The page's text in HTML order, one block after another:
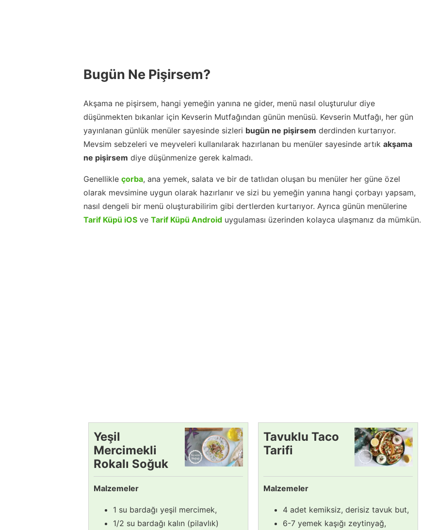
Bugün Ne Pişirsem?
Akşama ne pişirsem, hangi yemeğin yanına ne gider, menü nasıl oluşturulur diye
düşünmekten bıkanlar için Kevserin Mutfağından günün menüsü. Kevserin Mutfağı, her gün
yayınlanan günlük menüler sayesinde sizleri bugün ne pişirsem derdinden kurtarıyor.
Mevsim sebzeleri ve meyveleri kullanılarak hazırlanan bu menüler sayesinde artık akşama
ne pişirsem diye düşünmenize gerek kalmadı.
Genellikle çorba, ana yemek, salata ve bir de tatlıdan oluşan bu menüler her güne özel
olarak mevsimine uygun olarak hazırlanır ve sizi bu yemeğin yanına hangi çorbayı yapsam,
nasıl dengeli bir menü oluşturabilirim gibi dertlerden kurtarıyor. Ayrıca günün menülerine
Tarif Küpü iOS ve Tarif Küpü Android uygulaması üzerinden kolayca ulaşmanız da mümkün.
Yeşil
Mercimekli
Rokalı Soğuk
Çorba Tarifi
Malzemeler
1 su bardağı yeşil mercimek,
1/2 su bardağı kalın (pilavlık)
Tavuklu Taco
Tarifi
Malzemeler
4 adet kemiksiz, derisiz tavuk but,
6-7 yemek kaşığı zeytinyağ,